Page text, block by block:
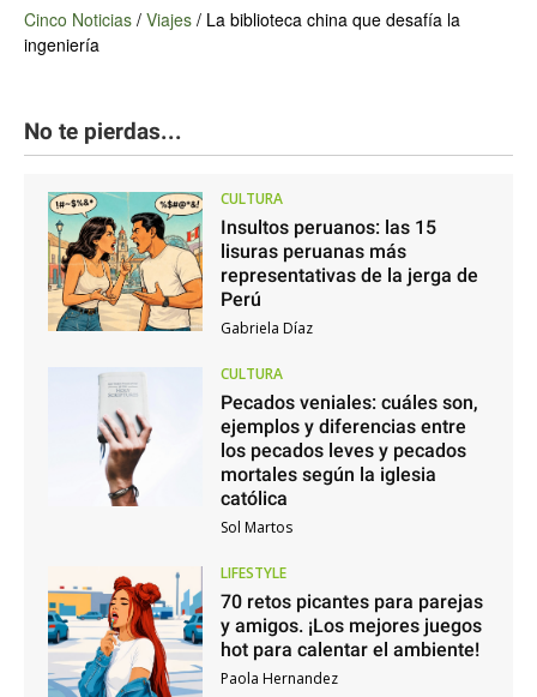
Cinco Noticias / Viajes / La biblioteca china que desafía la
ingeniería
No te pierdas...
CULTURA
Insultos peruanos: las 15
lisuras peruanas más
representativas de la jerga de
Perú
Gabriela Díaz
CULTURA
Pecados veniales: cuáles son,
ejemplos y diferencias entre
los pecados leves y pecados
mortales según la iglesia
católica
Sol Martos
LIFESTYLE
70 retos picantes para parejas
y amigos. ¡Los mejores juegos
hot para calentar el ambiente!
Paola Hernandez